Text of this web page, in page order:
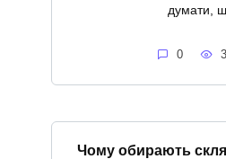
думати,
0 3
Чому обирають